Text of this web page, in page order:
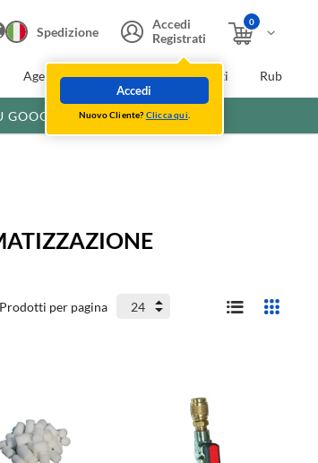
Spedizione
Accedi
Registrati
Accedi
Nuovo Cliente? Clicca qui
0
Agevolazioni fiscali Extra Sconti
Prodotti per pagina